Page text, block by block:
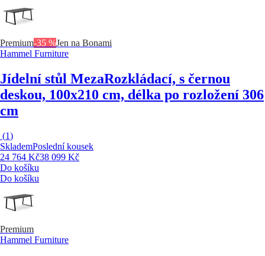
Premium-35 %Jen na Bonami
Hammel Furniture
Jídelní stůl MezaRozkládací, s černou
deskou, 100x210 cm, délka po rozložení 306
cm
(1)
SklademPoslední kousek
24 764 Kč38 099 Kč
Do košíku
Do košíku
Premium
Hammel Furniture